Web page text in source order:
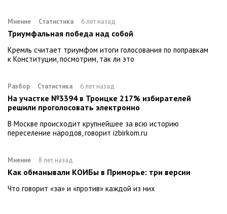
Мнение Статистика 6 лет назад
Триумфальная победа над собой
Кремль считает триумфом итоги голосования по поправкам
к Конституции, посмотрим, так ли это
Разбор Статистика 6 лет назад
На участке №3394 в Троицке 217% избирателей
решили проголосовать электронно
В Москве происходит крупнейшее за всю историю
переселение народов, говорит izbirkom.ru
Мнение 8 лет назад
Как обманывали КОИБы в Приморье: три версии
Что говорит «за» и «против» каждой из них